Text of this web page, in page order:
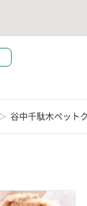
谷中千駄木ペット